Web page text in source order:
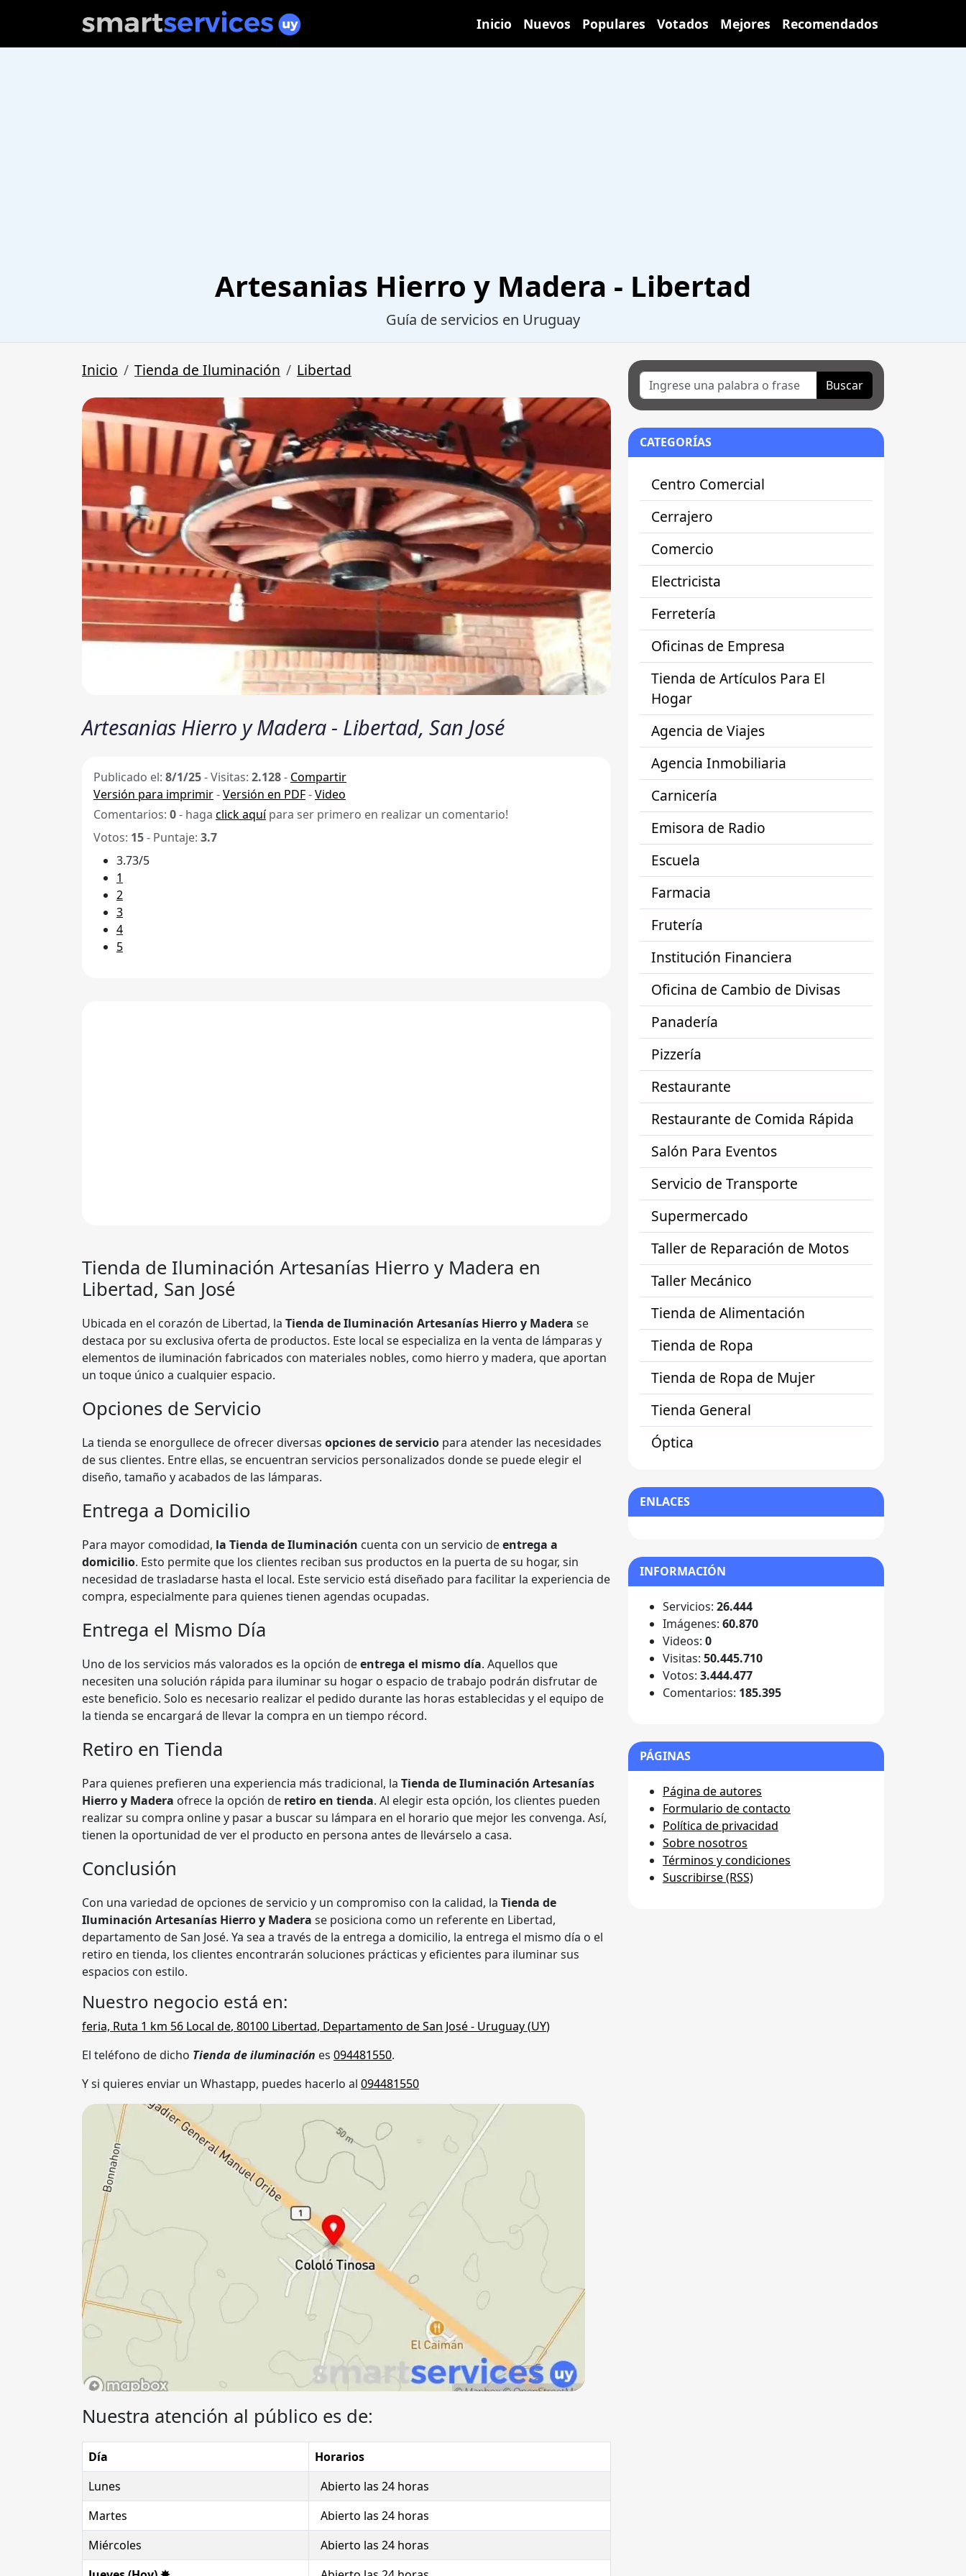
Inicio Nuevos Populares Votados Mejores Recomendados
Artesanias Hierro y Madera - Libertad
Guía de servicios en Uruguay
Inicio Tienda de Iluminación Libertad
Artesanias Hierro y Madera - Libertad, San José
Publicado el: 8/1/25-Visitas: 2.128- Compartir
Versión para imprimir-Versión en PDF-Video
Comentarios: 0- haga click aquípara ser primero en realizar un comentario!
Votos: 15- Puntaje: 3.7
3.73/5
1
2
3
4
5
Tienda de Iluminación Artesanías Hierro y Madera en
Libertad, San José
Ubicada en el corazón de Libertad, la Tienda de Iluminación Artesanías Hierro y Madera se
destaca por su exclusiva oferta de productos. Este local se especializa en la venta de lámparas y
elementos de iluminación fabricados con materiales nobles, como hierro y madera, que aportan
un toque único a cualquier espacio.
Opciones de Servicio
La tienda se enorgullece de ofrecer diversas opciones de servicio para atender las necesidades
de sus clientes. Entre ellas, se encuentran servicios personalizados donde se puede elegir el
diseño, tamaño y acabados de las lámparas.
Entrega a Domicilio
Para mayor comodidad, la Tienda de Iluminación cuenta con un servicio deentrega a
domicilio. Esto permite que los clientes reciban sus productos en la puerta de su hogar, sin
necesidad de trasladarse hasta el local. Este servicio está diseñado para facilitar la experiencia de
compra, especialmente para quienes tienen agendas ocupadas.
Entrega el Mismo Día
Uno de los servicios más valorados es la opción deentrega el mismo día. Aquellos que
necesiten una solución rápida para iluminar su hogar o espacio de trabajo podrán disfrutar de
este beneficio. Solo es necesario realizar el pedido durante las horas establecidas y el equipo de
la tienda se encargará de llevar la compra en un tiempo récord.
Retiro en Tienda
Para quienes prefieren una experiencia más tradicional, la Tienda de Iluminación Artesanías
Hierro y Madera ofrece la opción de retiro en tienda. Al elegir esta opción, los clientes pueden
realizar su compra online y pasar a buscar su lámpara en el horario que mejor les convenga. Así,
tienen la oportunidad de ver el producto en persona antes de llevárselo a casa.
Conclusión
Con una variedad de opciones de servicio y un compromiso con la calidad, la Tienda de
Iluminación Artesanías Hierro y Madera se posiciona como un referente en Libertad,
departamento de San José. Ya sea a través de la entrega a domicilio, la entrega el mismo día o el
retiro en tienda, los clientes encontrarán soluciones prácticas y eficientes para iluminar sus
espacios con estilo.
Nuestro negocio está en:
feria, Ruta 1 km 56 Local de, 80100 Libertad, Departamento de San José- Uruguay (UY)
El teléfono de dicho Tienda de iluminación es 094481550.
Y si quieres enviar un Whastapp, puedes hacerlo al 094481550
Nuestra atención al público es de:
Día
Horarios
Lunes
Abierto las 24 horas
Martes
Abierto las 24 horas
Miércoles
Abierto las 24 horas
Buscar
CATEGORÍAS
Centro Comercial
Cerrajero
Comercio
Electricista
Ferretería
Oficinas de Empresa
Tienda de Artículos Para El
Hogar
Agencia de Viajes
Agencia Inmobiliaria
Carnicería
Emisora de Radio
Escuela
Farmacia
Frutería
Institución Financiera
Oficina de Cambio de Divisas
Panadería
Pizzería
Restaurante
Restaurante de Comida Rápida
Salón Para Eventos
Servicio de Transporte
Supermercado
Taller de Reparación de Motos
Taller Mecánico
Tienda de Alimentación
Tienda de Ropa
Tienda de Ropa de Mujer
Tienda General
Óptica
ENLACES
INFORMACIÓN
Servicios: 26.444
Imágenes: 60.870
Videos: 0
Visitas: 50.445.710
Votos: 3.444.477
Comentarios: 185.395
PÁGINAS
Página de autores
Formulario de contacto
Política de privacidad
Sobre nosotros
Términos y condiciones
Suscribirse (RSS)